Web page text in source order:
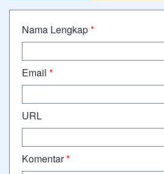
Nama Lengkap*
Email *
URL
Komentar*